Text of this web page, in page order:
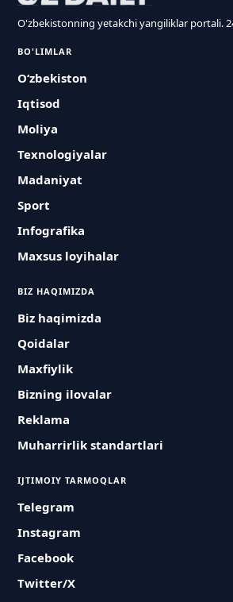
O'zbekistonning yetakchi yangiliklar portali.
BO'LIMLAR
O‘zbekiston
Iqtisod
Moliya
Texnologiyalar
Madaniyat
Sport
Infografika
Maxsus loyihalar
BIZ HAQIMIZDA
Biz haqimizda
Qoidalar
Maxfiylik
Bizning ilovalar
Reklama
Muharrirlik standartlari
IJTIMOIY TARMOQLAR
Telegram
Instagram
Facebook
Twitter/X